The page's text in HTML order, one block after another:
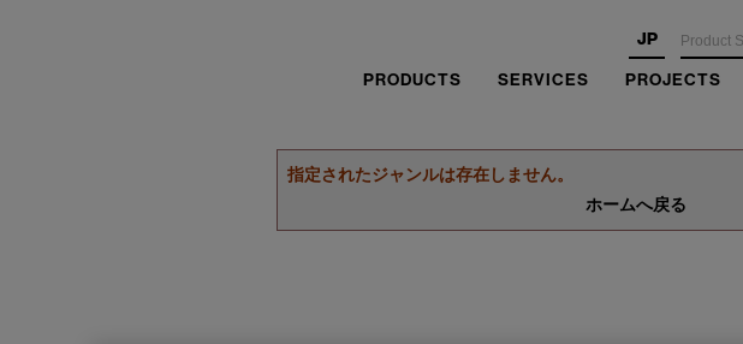
JP
PRODUCTS SERVICES PROJECTS
指定されたジャンルは存在しません。
ホームへ戻る